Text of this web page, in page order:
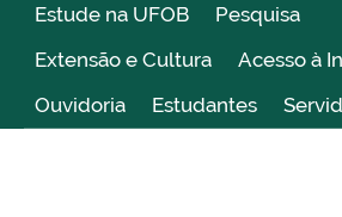
Estude na UFOB
Pesquisa
Extensão e Cultura
Acesso à
Ouvidoria
Estudantes